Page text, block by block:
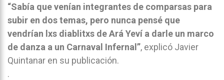
“Sabía que venían integrantes de comparsas para
subir en dos temas, pero nunca pensé que
vendrían lxs diablitxs de Ará Yeví a darle un marco
de danza a un Carnaval Infernal”, explicó Javier
Quintanar en su publicación.
.